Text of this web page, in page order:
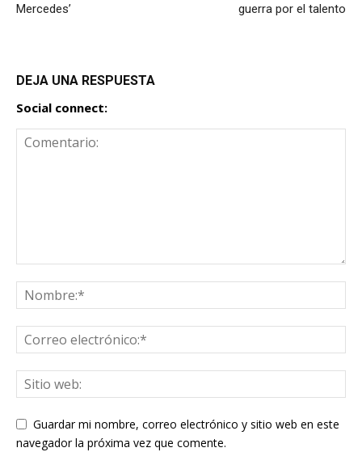
Mercedes’
guerra por el talento
DEJA UNA RESPUESTA
Social connect:
Guardar mi nombre, correo electrónico y sitio web en este
navegador la próxima vez que comente.